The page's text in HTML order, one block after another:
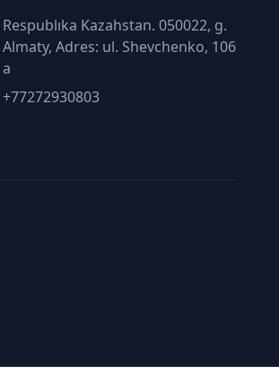
Respublıka Kazahstan. 050022, g.
Almaty, Adres: ul. Shevchenko, 106
a
+77272930803